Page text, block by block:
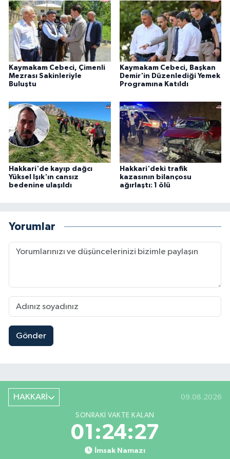
Kaymakam Cebeci, Çimenli
Mezrası Sakinleriyle
Buluştu
Kaymakam Cebeci, Başkan
Demir'in Düzenlediği Yemek
Programına Katıldı
Hakkari'de kayıp dağcı
Yüksel Işık'ın cansız
bedenine ulaşıldı
Hakkari'deki trafik
kazasının bilançosu
ağırlaştı: 1 ölü
Yorumlar
Gönder
HAKKARİ 09.08.2026
SONRAKI VAKTE KALAN
01:24:26
İmsak Namazı